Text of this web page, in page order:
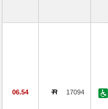
06.54 17094